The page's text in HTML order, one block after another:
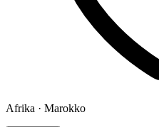
Afrika · Marokko